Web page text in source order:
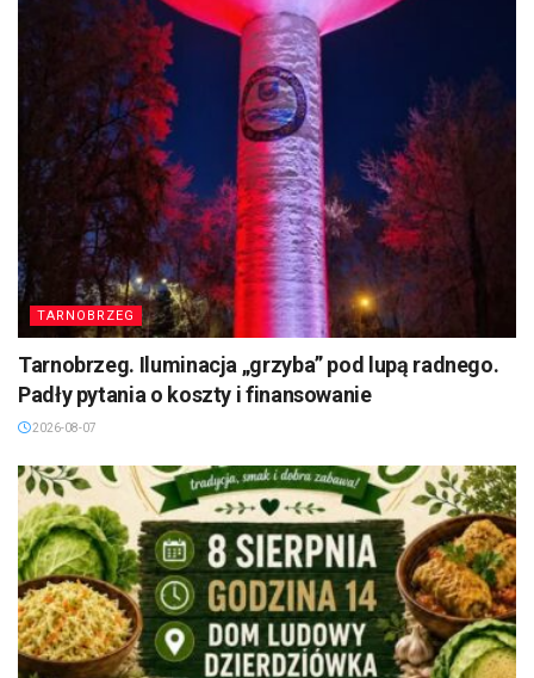
TARNOBRZEG
Tarnobrzeg. Iluminacja „grzyba” pod lupą radnego.
Padły pytania o koszty i finansowanie
2026-08-07